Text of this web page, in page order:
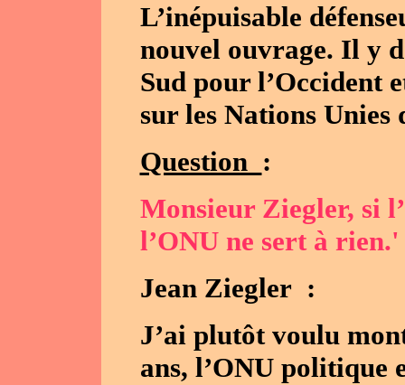
L’inépuisable
nouvel ouvrage. Il y
Sud pour l’Occident
sur les Nations Unies
Question :
Monsieur Ziegler, si
l’ONU ne sert à rien.'
Jean Ziegler :
J’ai plutôt voulu
ans, l’ONU politique